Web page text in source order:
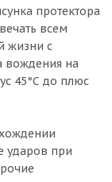
протектора
всем
жизни с
вождения на
45°С до плюс
ударов при